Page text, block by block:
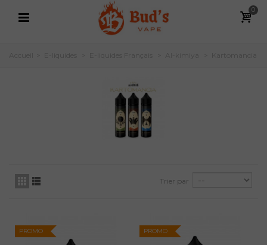
0
Trier par
PROMO PROMO